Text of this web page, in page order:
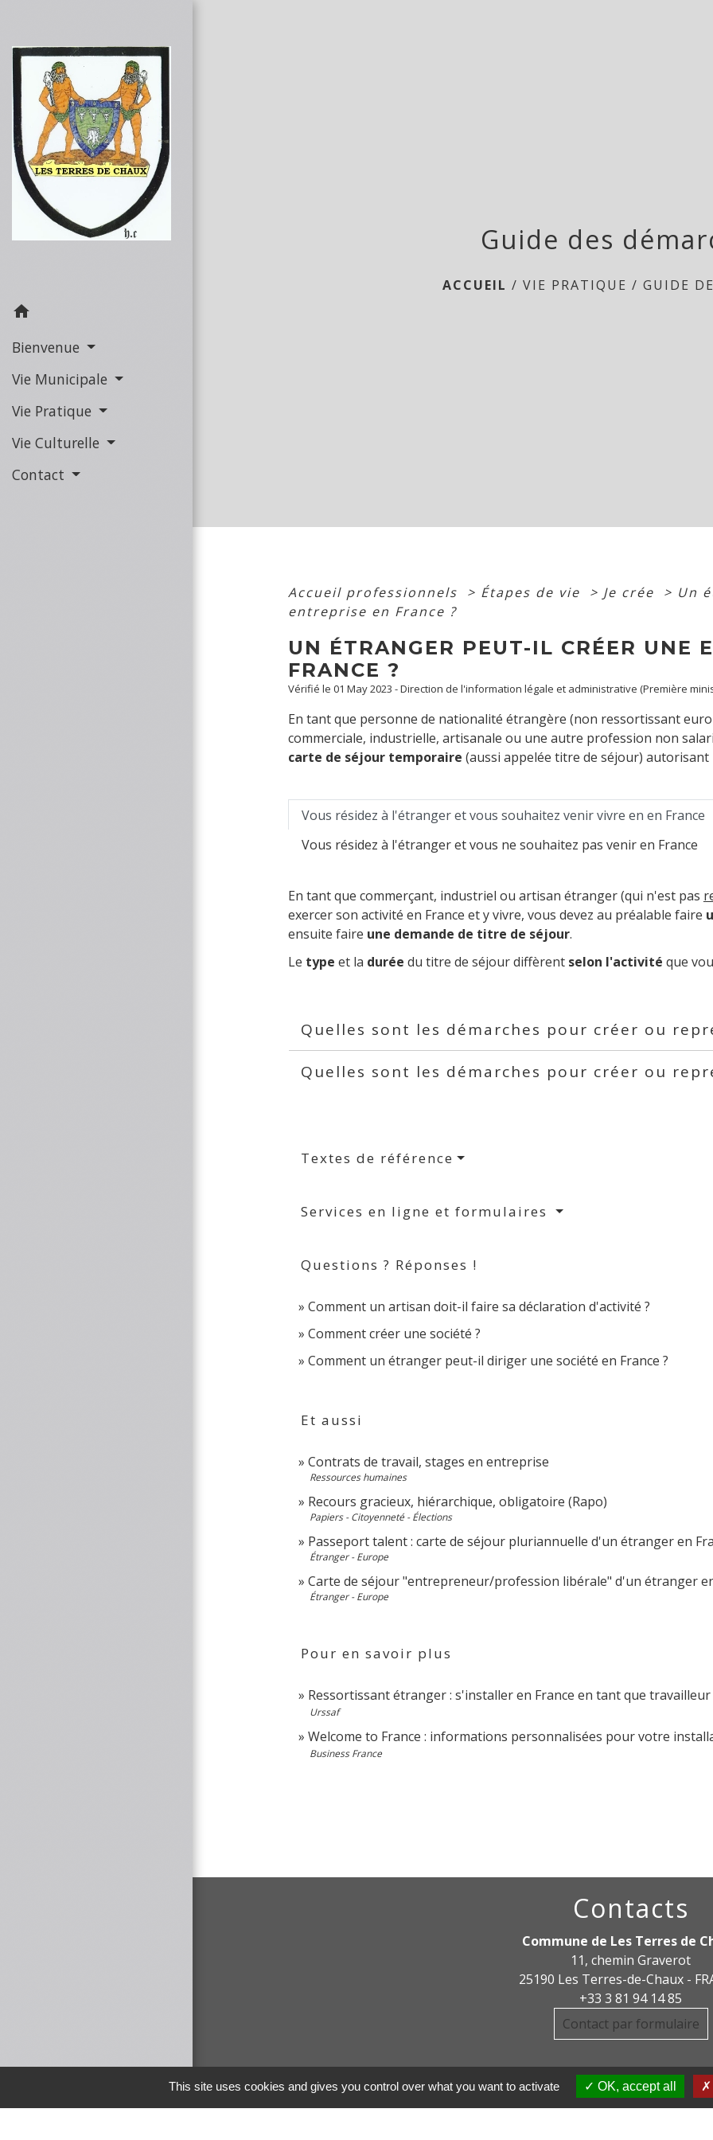
home
Bienvenue
Vie Municipale
Vie Pratique
Vie Culturelle
Contact
Guide des
ACCUEIL /VIE PRATIQUE /GUIDE
Accueil professionnels > Étapes de vie > Je crée > Un
entreprise en France ?
UN ÉTRANGER PEUT-IL CRÉER UNE
FRANCE ?
Vérifié le 01 May 2023 - Direction de l'information légale et administrative (Première
En tant que personne de nationalité étrangère (non ressortissant
commerciale, industrielle, artisanale ou une autre profession non
carte de séjour temporaire (aussi appelée titre de séjour)
Vous résidez à l'étranger et vous souhaitez venir vivre en en France
Vous résidez à l'étranger et vous ne souhaitez pas venir en France
En tant que commerçant, industriel ou artisan étranger (qui n'est pas
exercer son activité en France et y vivre, vous devez au préalable faire
ensuite faire une demande de titre de séjour.
Le type et la durée du titre de séjour diffèrent selon l'activité que
Quelles sont les démarches pour créer ou
Quelles sont les démarches pour créer ou
Textes de référence
Services en ligne et formulaires
Questions ? Réponses !
Comment un artisan doit-il faire sa déclaration d'activité ?
Comment créer une société ?
Comment un étranger peut-il diriger une société en France ?
Et aussi
Contrats de travail, stages en entreprise
Ressources humaines
Recours gracieux, hiérarchique, obligatoire (Rapo)
Papiers - Citoyenneté - Élections
Passeport talent : carte de séjour pluriannuelle d'un étranger en
Étranger - Europe
Carte de séjour "entrepreneur/profession libérale" d'un étranger
Étranger - Europe
Pour en savoir plus
Ressortissant étranger : s'installer en France en tant que
Urssaf
Welcome to France : informations personnalisées pour votre
Business France
Contacts
Commune de Les Terres de
11, chemin Graverot
25190 Les Terres-de-Chaux -
+33 3 81 94 14 85
Contact par formulaire
This site uses cookies and gives you control over what you want to activate OK, accept all